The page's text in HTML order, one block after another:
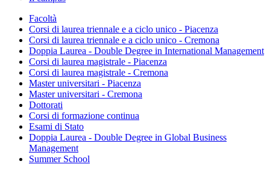
Facoltà
Corsi di laurea triennale e a ciclo unico - Piacenza
Corsi di laurea triennale e a ciclo unico - Cremona
Doppia Laurea - Double Degree in International Management
Corsi di laurea magistrale - Piacenza
Corsi di laurea magistrale - Cremona
Master universitari - Piacenza
Master universitari - Cremona
Dottorati
Corsi di formazione continua
Esami di Stato
Doppia Laurea - Double Degree in Global Business
Management
Summer School